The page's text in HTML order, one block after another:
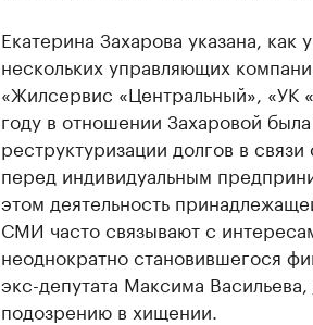
Екатерина Захарова указана, как
нескольких управляющих
«Жилсервис «Центральный», «УК
году в отношении Захаровой
реструктуризации долгов в
перед индивидуальным
этом деятельность
СМИ часто связывают с
неоднократно становившегося
экс-депутата Максима Васильева,
подозрению в хищении.